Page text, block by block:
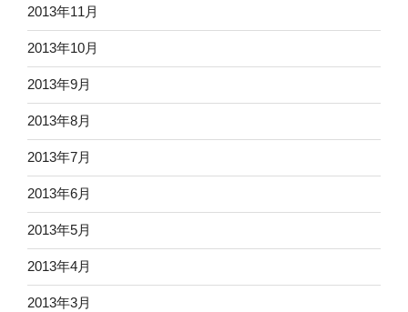
2013年11月
2013年10月
2013年9月
2013年8月
2013年7月
2013年6月
2013年5月
2013年4月
2013年3月